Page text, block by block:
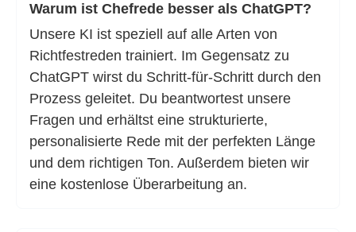
Warum ist Chefrede besser als ChatGPT?
Unsere KI ist speziell auf alle Arten von
Richtfestreden trainiert. Im Gegensatz zu
ChatGPT wirst du Schritt-für-Schritt durch den
Prozess geleitet. Du beantwortest unsere
Fragen und erhältst eine strukturierte,
personalisierte Rede mit der perfekten Länge
und dem richtigen Ton. Außerdem bieten wir
eine kostenlose Überarbeitung an.